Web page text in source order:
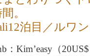
。
泊目／ルワ
：Kim’easy（